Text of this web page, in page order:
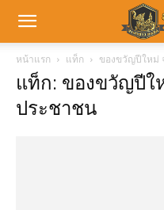
หน้าแรก แท็ก ของขวัญปีใหม่
แท็ก: ของขวัญปีใ
ประชาชน